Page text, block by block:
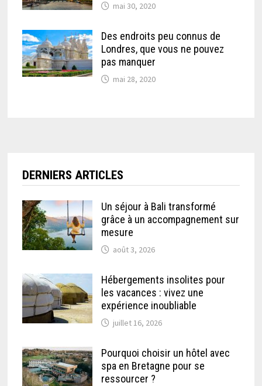
mai 30, 2020
Des endroits peu connus de
Londres, que vous ne pouvez
pas manquer
mai 28, 2020
DERNIERS ARTICLES
Un séjour à Bali transformé
grâce à un accompagnement sur
mesure
août 3, 2026
Hébergements insolites pour
les vacances : vivez une
expérience inoubliable
juillet 16, 2026
Pourquoi choisir un hôtel avec
spa en Bretagne pour se
ressourcer ?